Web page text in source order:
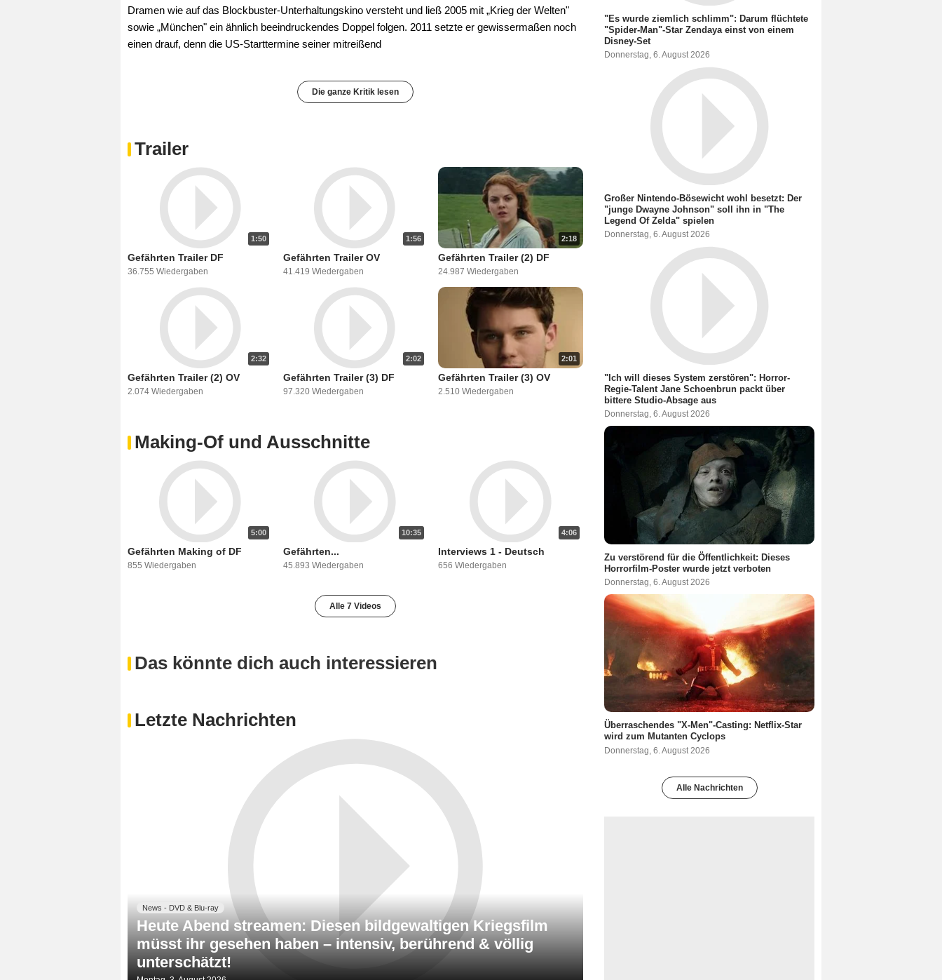
Dramen wie auf das Blockbuster-Unterhaltungskino versteht und ließ 2005 mit „Krieg der Welten"
sowie „München" ein ähnlich beeindruckendes Doppel folgen. 2011 setzte er gewissermaßen noch
einen drauf, denn die US-Starttermine seiner mitreißend
Die ganze Kritik lesen
Trailer
1:50
Gefährten Trailer DF
36.755 Wiedergaben
1:56
Gefährten Trailer OV
41.419 Wiedergaben
2:18
Gefährten Trailer (2) DF
24.987 Wiedergaben
2:32
Gefährten Trailer (2) OV
2.074 Wiedergaben
2:02
Gefährten Trailer (3) DF
97.320 Wiedergaben
2:01
Gefährten Trailer (3) OV
2.510 Wiedergaben
Making-Of und Ausschnitte
5:00
Gefährten Making of DF
855 Wiedergaben
10:35
Gefährten...
45.893 Wiedergaben
4:06
Interviews 1 - Deutsch
656 Wiedergaben
Alle 7 Videos
Das könnte dich auch interessieren
Letzte Nachrichten
News - DVD & Blu-ray
Heute Abend streamen: Diesen bildgewaltigen Kriegsfilm
müsst ihr gesehen haben – intensiv, berührend & völlig
unterschätzt!
"Es wurde ziemlich schlimm": Darum flüchtete
"Spider-Man"-Star Zendaya einst von einem
Disney-Set
Donnerstag, 6. August 2026
Großer Nintendo-Bösewicht wohl besetzt: Der
"junge Dwayne Johnson" soll ihn in "The
Legend Of Zelda" spielen
Donnerstag, 6. August 2026
"Ich will dieses System zerstören": Horror-
Regie-Talent Jane Schoenbrun packt über
bittere Studio-Absage aus
Donnerstag, 6. August 2026
Zu verstörend für die Öffentlichkeit: Dieses
Horrorfilm-Poster wurde jetzt verboten
Donnerstag, 6. August 2026
Überraschendes "X-Men"-Casting: Netflix-Star
wird zum Mutanten Cyclops
Donnerstag, 6. August 2026
Alle Nachrichten